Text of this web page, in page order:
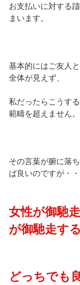
お支払いに対する
まいます。
基本的にはご友人
全体が見えず、
私だったらこうす
範疇を超えません。
その言葉が腑に落
ば良いのですが・・
女性が御馳
が御馳走する
どっちでも